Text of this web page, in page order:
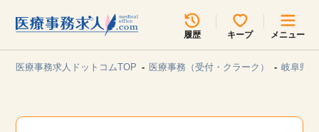
履歴 キープ メニュー
医療事務求人ドットコムTOP 医療事務（受付・クラーク） 岐阜県/
所在地のエリアを選択してください
各支店担当よりご連絡させていただきます。